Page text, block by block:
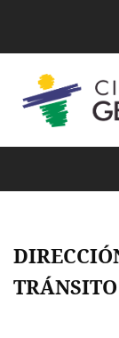
TRÁNSITO